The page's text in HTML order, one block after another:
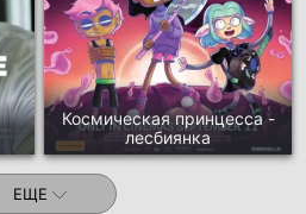
Космическая принцесса -
лесбиянка
ЕЩЕ